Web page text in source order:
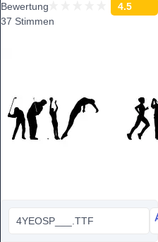
Bewertung
4.5
37 Stimmen
4YEOSP___.TTF